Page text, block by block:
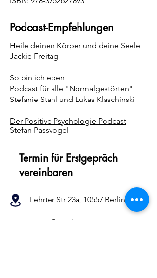
Podcast-Empfehlungen
Heile deinen Körper und deine Seele
Jackie Freitag
So bin ich eben
Podcast für alle "Normalgestörten"
Stefanie Stahl und Lukas Klaschinski
Der Positive Psychologie Podcast
Stefan Passvogel
Termin für Erstgepräch
vereinbaren
Lehrter Str 23a, 10557 Berlin
praxis@moderne-